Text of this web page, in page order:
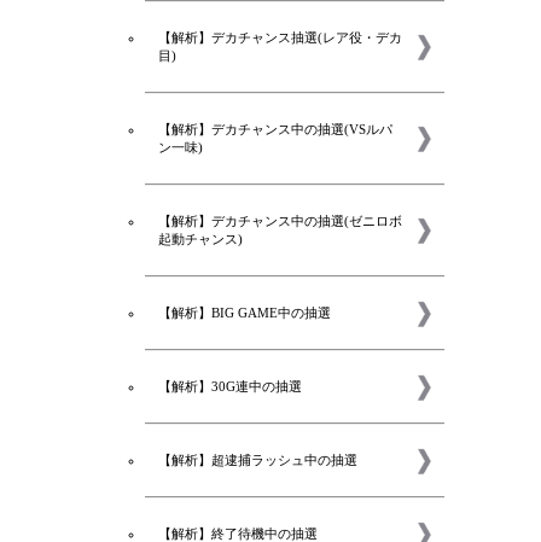
【解析】デカチャンス抽選(レア役・デカ
目)
【解析】デカチャンス中の抽選(VSルパ
ン一味)
【解析】デカチャンス中の抽選(ゼニロボ
起動チャンス)
【解析】BIG GAME中の抽選
【解析】30G連中の抽選
【解析】超逮捕ラッシュ中の抽選
【解析】終了待機中の抽選